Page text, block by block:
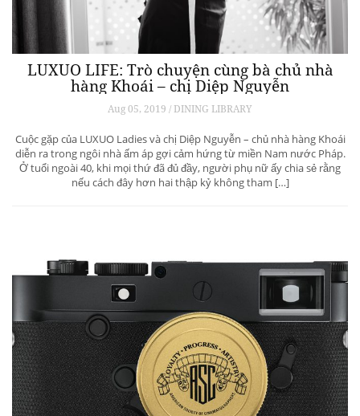
LUXUO LIFE: Trò chuyện cùng bà chủ nhà
hàng Khoái – chị Diệp Nguyễn
Aug 05, 2019 / DINING LIBRARY
Cuộc gặp của LUXUO Ladies và chị Diệp Nguyễn – chủ nhà hàng Khoái
diễn ra trong ngôi nhà ấm áp gợi cảm hứng từ miền Nam nước Pháp.
Ở tuổi ngoài 40, khi mọi thứ đã đủ đầy, người phụ nữ ấy chia sẻ rằng
nếu cách đây hơn hai thập kỷ không tham […]